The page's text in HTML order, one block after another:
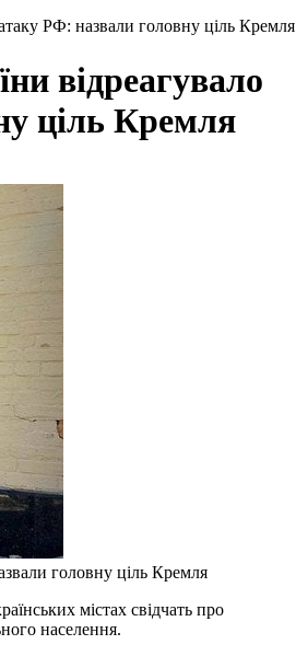
РФ: назвали головну ціль Кремля
відреагувало
ціль Кремля
головну ціль Кремля
містах свідчать про
населення.